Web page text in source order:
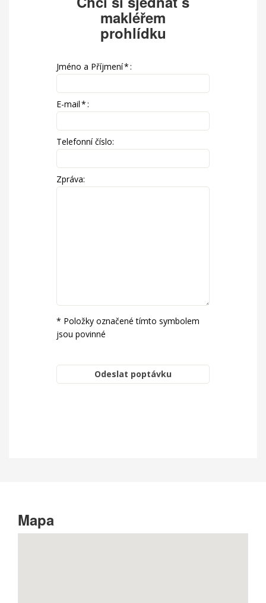
makléřem
prohlídku
Jméno a Příjmení*:
E-mail*:
Telefonní číslo:
Zpráva:
* Položky označené tímto symbolem
jsou povinné
Mapa